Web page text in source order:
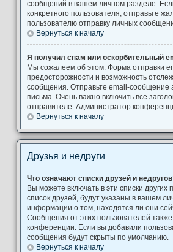
сообщений в вашем личном разделе.
конкретного пользователя, отправьте
пользователю отправку личных
Вернуться к началу
Я получил спам или оскорбительный
Мы сожалеем об этом. Форма отправки
предосторожности и возможность
сообщения. Отправьте email-сообщение
письма. Очень важно включить все
отправителе. Администратор
Вернуться к началу
Друзья и недруги
Что означают списки друзей и
Вы можете включать в эти списки
список друзей, будут указаны в вашем
информации о том, находятся ли они
Сообщения от этих пользователей
конференции. Если вы добавили
сообщения будут скрыты по умолчанию.
Вернуться к началу